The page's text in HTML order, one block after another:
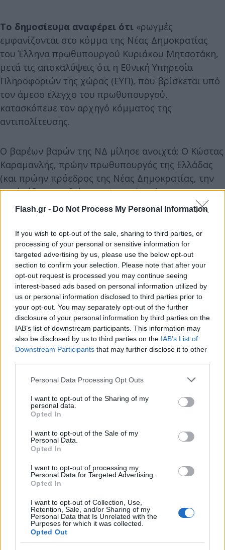
Flash.gr - Do Not Process My Personal Information
If you wish to opt-out of the sale, sharing to third parties, or
processing of your personal or sensitive information for
targeted advertising by us, please use the below opt-out
section to confirm your selection. Please note that after your
opt-out request is processed you may continue seeing
interest-based ads based on personal information utilized by
us or personal information disclosed to third parties prior to
your opt-out. You may separately opt-out of the further
disclosure of your personal information by third parties on the
IAB’s list of downstream participants. This information may
also be disclosed by us to third parties on the IAB’s List of
Downstream Participants that may further disclose it to other
Please note that this website/app uses one or more Google
not limited to your visit or usage behaviour. You may click to
grant or deny consent to Google and its third-party tags to
use your data for below specified purposes in below Google
consent section.
Personal Data Processing Opt Outs
I want to opt-out of the Sharing of my
personal data.
Opted In
I want to opt-out of the Sale of my
Personal Data.
Opted In
I want to opt-out of processing my
Personal Data for Targeted Advertising.
Opted In
I want to opt-out of Collection, Use,
Retention, Sale, and/or Sharing of my
Personal Data that Is Unrelated with the
Purposes for which it was collected.
Opted Out
Το δημοσίευμα αναφέρει ότι «ρωγμές
εμφανίζονται στο κόμμα της Νέας Δημοκρατίας
του Έλληνα πρωθυπουργού Κυριάκου Μητσοτάκη,
μετά τις αποκαλύψεις ότι η Εθνική Υπηρεσία
Πληροφοριών της χώρας (ΕΥΠ), που βρίσκεται υπό
τον άμεσο έλεγχο του πρωθυπουργού,
κατασκόπευε τον αρχηγό κόμματος της
αντιπολίτευσης.
Ο βαρέων βαρών της ΝΔ μίλησε ανοιχτά: Ο Κώστας
Καραμανλής, πρώην πρωθυπουργός της Ελλάδας
(και πρώην πρόεδρος της Νέας Δημοκρατίας, την
οποία ίδρυσε ο θείος του), προέτρεψε την
κυβέρνηση να ξεκαθαρίσει ποιος διέταξε την